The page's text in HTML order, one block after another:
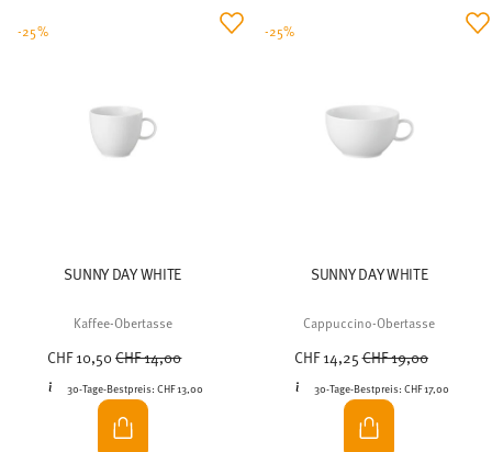
SUNNY DAY WHITE
Kaffee-Obertasse
CHF 10,50Price reduced from
CHF 14,00
30-Tage-Bestpreis: CHF 13,00
-25%
SUNNY DAY WHITE
Cappuccino-Obertasse
CHF 14,25Price reduced from
CHF 19,00
30-Tage-Bestpreis: CHF 17,00
-25%